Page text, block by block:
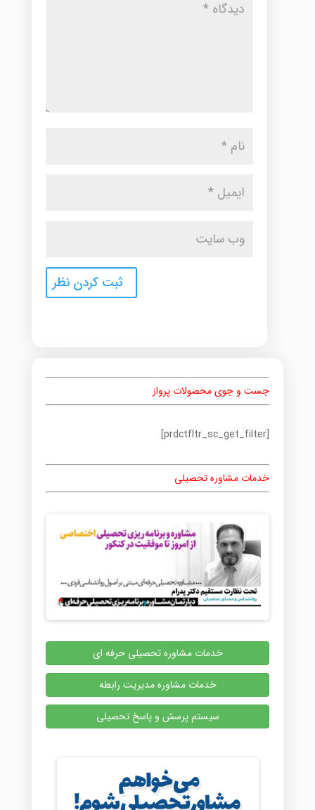
جست و جوی محصولات پرواز
[prdctfltr_sc_get_filter]
خدمات مشاوره تحصیلی
خدمات مشاوره تحصیلی حرفه ای
خدمات مشاوره مدیریت رابطه
سیستم پرسش و پاسخ تحصیلی